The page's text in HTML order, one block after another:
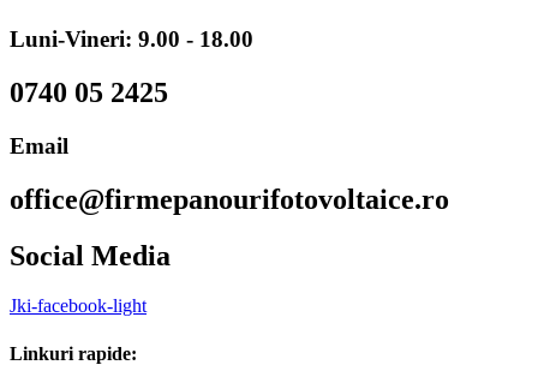
Luni-Vineri: 9.00 - 18.00
0740 05 2425
Email
office@firmepanourifotovoltaice.ro
Social Media
Jki-facebook-light
Linkuri rapide: